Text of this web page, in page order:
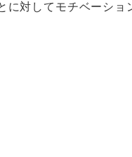
対してモチベーショ